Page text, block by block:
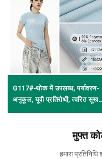
G117#-थोक में उपलब्ध, पर्यावरण-
अनुकूल, यूवी प्रतिरोधी, त्वरित सूखने
बुना हुआ जर्सी मेश कपड़ा खेल के
मुफ्त
हमारा